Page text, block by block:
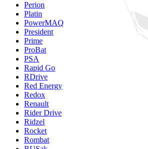
Perion
Platin
PowerMAQ
President
Prime
ProBat
PSA
Rapid Go
RDrive
Red Energy
Redox
Renault
Rider Drive
Ridzel
Rocket
Rombat